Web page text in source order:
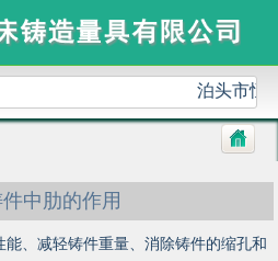
泊头市恒
中肋的作用
能、减轻铸件重量、消除铸件的缩孔和